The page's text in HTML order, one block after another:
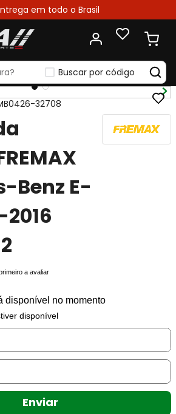
em todo o Brasil
Buscar por código
32708
Benz E-
a avaliar
disponível no momento
disponível
Enviar